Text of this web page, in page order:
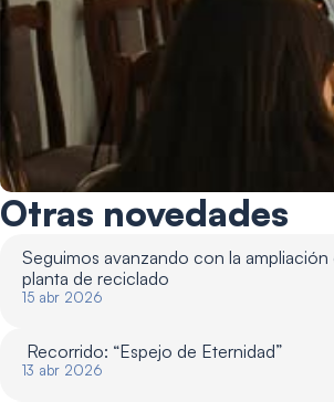
Otras novedades
Seguimos avanzando con la ampliación
planta de reciclado
15 abr 2026
Recorrido: “Espejo de Eternidad”
13 abr 2026